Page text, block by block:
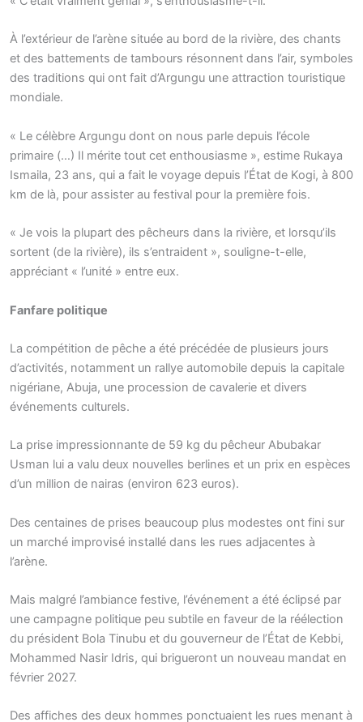
À l’extérieur de l’arène située au bord de la rivière, des chants
et des battements de tambours résonnent dans l’air, symboles
des traditions qui ont fait d’Argungu une attraction touristique
mondiale.
« Le célèbre Argungu dont on nous parle depuis l’école
primaire (…) Il mérite tout cet enthousiasme », estime Rukaya
Ismaila, 23 ans, qui a fait le voyage depuis l’État de Kogi, à 800
km de là, pour assister au festival pour la première fois.
« Je vois la plupart des pêcheurs dans la rivière, et lorsqu’ils
sortent (de la rivière), ils s’entraident », souligne-t-elle,
appréciant « l’unité » entre eux.
Fanfare politique
La compétition de pêche a été précédée de plusieurs jours
d’activités, notamment un rallye automobile depuis la capitale
nigériane, Abuja, une procession de cavalerie et divers
événements culturels.
La prise impressionnante de 59 kg du pêcheur Abubakar
Usman lui a valu deux nouvelles berlines et un prix en espèces
d’un million de nairas (environ 623 euros).
Des centaines de prises beaucoup plus modestes ont fini sur
un marché improvisé installé dans les rues adjacentes à
l’arène.
Mais malgré l’ambiance festive, l’événement a été éclipsé par
une campagne politique peu subtile en faveur de la réélection
du président Bola Tinubu et du gouverneur de l’État de Kebbi,
Mohammed Nasir Idris, qui brigueront un nouveau mandat en
février 2027.
Des affiches des deux hommes ponctuaient les rues menant à